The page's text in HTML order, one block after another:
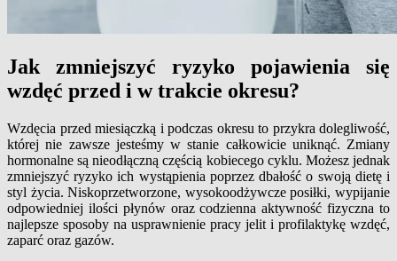
Jak zmniejszyć ryzyko pojawienia się
wzdęć przed i w trakcie okresu?
Wzdęcia przed miesiączką i podczas okresu to przykra dolegliwość,
której nie zawsze jesteśmy w stanie całkowicie uniknąć. Zmiany
hormonalne są nieodłączną częścią kobiecego cyklu. Możesz jednak
zmniejszyć ryzyko ich wystąpienia poprzez dbałość o swoją dietę i
styl życia. Niskoprzetworzone, wysokoodżywcze posiłki, wypijanie
odpowiedniej ilości płynów oraz codzienna aktywność fizyczna to
najlepsze sposoby na usprawnienie pracy jelit i profilaktykę wzdęć,
zaparć oraz gazów.